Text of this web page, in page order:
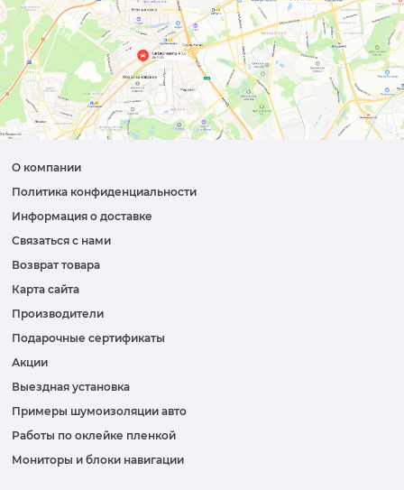
О компании
Политика конфиденциальности
Информация о доставке
Связаться с нами
Возврат товара
Карта сайта
Производители
Подарочные сертификаты
Акции
Выездная установка
Примеры шумоизоляции авто
Работы по оклейке пленкой
Мониторы и блоки навигации